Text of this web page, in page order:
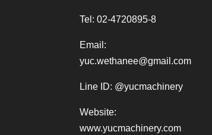
Tel: 02-4720895-8
Email:
yuc.wethanee@gmail.com
Line ID: @yucmachinery
Website:
www.yucmachinery.com